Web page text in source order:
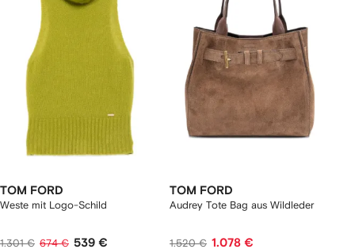
TOM FORD
Weste mit Logo-Schild
1.301 € 674 € 539 €
TOM FORD
Audrey Tote Bag aus Wildleder
1.520 € 1.078 €